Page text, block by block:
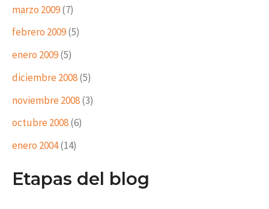
marzo 2009(7)
febrero 2009(5)
enero 2009(5)
diciembre 2008(5)
noviembre 2008(3)
octubre 2008(6)
enero 2004(14)
Etapas del blog